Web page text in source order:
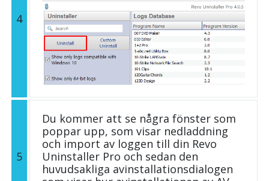
4
5
Du kommer att se några fönster som
poppar upp, som visar nedladdning
och import av loggen till din Revo
Uninstaller Pro och sedan den
huvudsakliga avinstallationsdialogen